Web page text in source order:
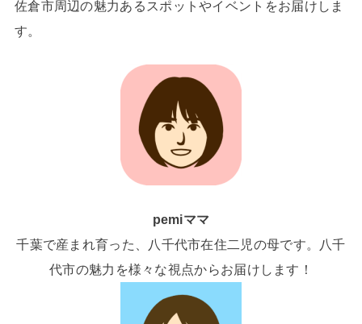
佐倉市周辺の魅力あるスポットやイベントをお届けしま
す。
pemiママ
千葉で産まれ育った、八千代市在住二児の母です。八千
代市の魅力を様々な視点からお届けします！